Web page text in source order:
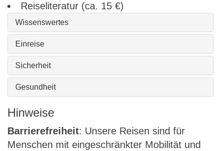
Reiseliteratur (ca. 15 €)
Wissenswertes
Einreise
Sicherheit
Gesundheit
Hinweise
Barrierefreiheit: Unsere Reisen sind für
Menschen mit eingeschränkter Mobilität und